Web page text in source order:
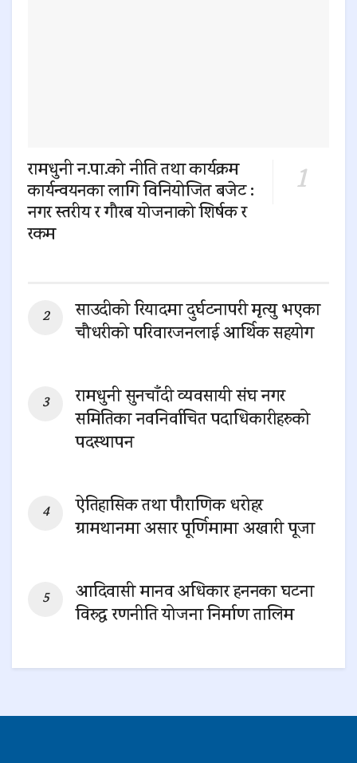
रामधुनी न.पा.को नीति तथा कार्यक्रम
कार्यन्वयनका लागि विनियोजित बजेट :
नगर स्तरीय र गौरब योजनाको शिर्षक र
रकम
साउदीको रियादमा दुर्घटनापरी मृत्यु भएका
चौधरीको परिवारजनलाई आर्थिक सहयोग
रामधुनी सुनचाँदी व्यवसायी संघ नगर
समितिका नवनिर्वाचित पदाधिकारीहरुको
पदस्थापन
ऐतिहासिक तथा पौराणिक धरोहर
ग्रामथानमा असार पूर्णिमामा अखारी पूजा
आदिवासी मानव अधिकार हननका घटना
विरुद्ध रणनीति योजना निर्माण तालिम